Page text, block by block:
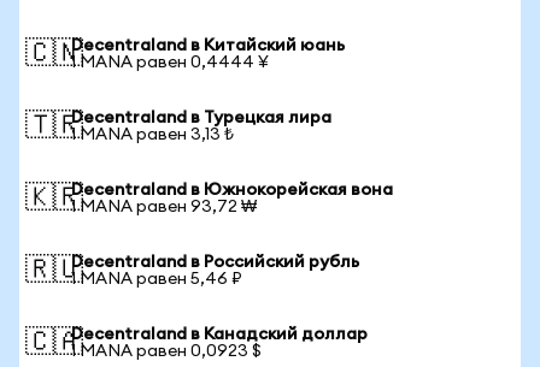
🇨🇳Decentraland в Китайский юань
1 MANA равен 0,4444 ¥
🇹🇷Decentraland в Турецкая лира
1 MANA равен 3,13 ₺
🇰🇷Decentraland в Южнокорейская вона
1 MANA равен 93,72 ₩
🇷🇺Decentraland в Российский рубль
1 MANA равен 5,46 ₽
🇨🇦Decentraland в Канадский доллар
1 MANA равен 0,0923 $